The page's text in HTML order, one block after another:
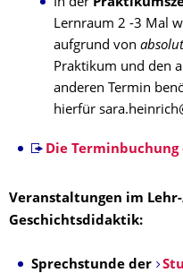
In der
Lernraum 2 -3 Mal
aufgrund von
Praktikum und den
anderen Termin
hierfür
Die Terminbuchung
Veranstaltungen im
Geschichtsdidaktik:
Sprechstunde der